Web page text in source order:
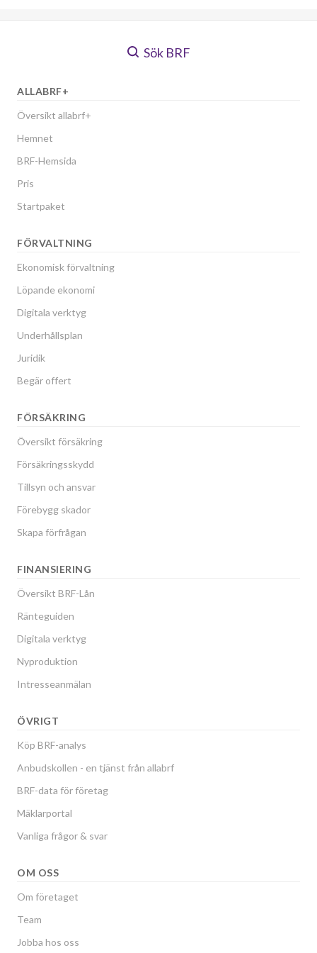
Sök BRF
ALLABRF+
Översikt allabrf+
Hemnet
BRF-Hemsida
Pris
Startpaket
FÖRVALTNING
Ekonomisk förvaltning
Löpande ekonomi
Digitala verktyg
Underhållsplan
Juridik
Begär offert
FÖRSÄKRING
Översikt försäkring
Försäkringsskydd
Tillsyn och ansvar
Förebygg skador
Skapa förfrågan
FINANSIERING
Översikt BRF-Lån
Ränteguiden
Digitala verktyg
Nyproduktion
Intresseanmälan
ÖVRIGT
Köp BRF-analys
Anbudskollen - en tjänst från allabrf
BRF-data för företag
Mäklarportal
Vanliga frågor & svar
OM OSS
Om företaget
Team
Jobba hos oss